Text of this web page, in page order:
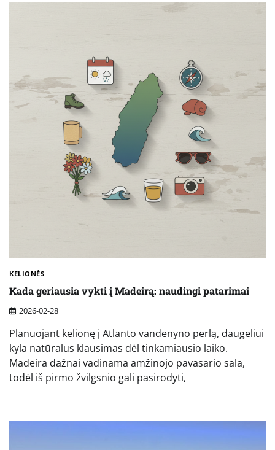
KELIONĖS
Kada geriausia vykti į Madeirą: naudingi patarimai
2026-02-28
Planuojant kelionę į Atlanto vandenyno perlą, daugeliui
kyla natūralus klausimas dėl tinkamiausio laiko.
Madeira dažnai vadinama amžinojo pavasario sala,
todėl iš pirmo žvilgsnio gali pasirodyti,